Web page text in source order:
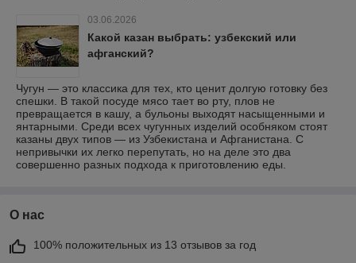
03.06.2026
Какой казан выбрать: узбекский или
афганский?
Чугун — это классика для тех, кто ценит долгую готовку без
спешки. В такой посуде мясо тает во рту, плов не
превращается в кашу, а бульоны выходят насыщенными и
янтарными. Среди всех чугунных изделий особняком стоят
казаны двух типов — из Узбекистана и Афганистана. С
непривычки их легко перепутать, но на деле это два
совершенно разных подхода к приготовлению еды.
О нас
100% положительных из 13 отзывов за год